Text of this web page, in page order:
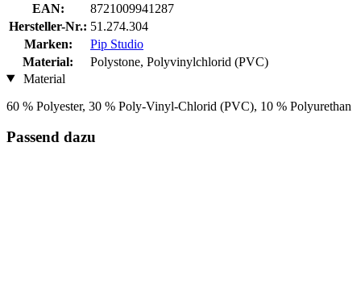
EAN:
8721009941287
Hersteller-Nr.: 51.274.304
Marken:
Pip Studio
Material:
Polystone, Polyvinylchlorid (PVC)
Material
60 % Polyester, 30 % Poly-Vinyl-Chlorid (PVC), 10 % Polyurethan
Passend dazu